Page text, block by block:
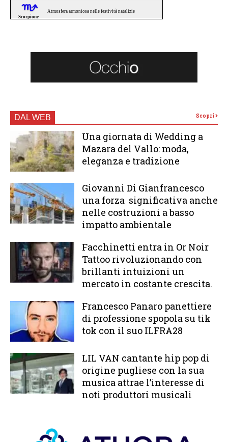
DAL WEB Scopri
Una giornata di Wedding a
Mazara del Vallo: moda,
eleganza e tradizione
Giovanni Di Gianfrancesco
una forza significativa anche
nelle costruzioni a basso
impatto ambientale
Facchinetti entra in Or Noir
Tattoo rivoluzionando con
brillanti intuizioni un
mercato in costante crescita.
Francesco Panaro panettiere
di professione spopola su tik
tok con il suo ILFRA28
LIL VAN cantante hip pop di
origine pugliese con la sua
musica attrae l’interesse di
noti produttori musicali